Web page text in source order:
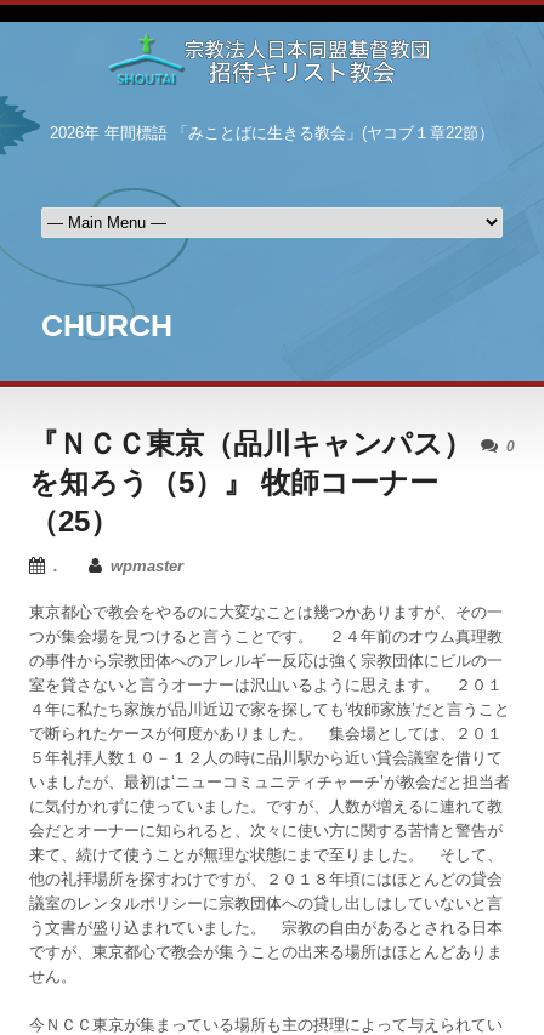
2026年 年間標語 「みことばに生きる教会」(ヤコブ１章22節）
CHURCH
0
『ＮＣＣ東京（品川キャンパス）
を知ろう（5）』 牧師コーナー
（25）
. wpmaster
東京都心で教会をやるのに大変なことは幾つかありますが、その一
つが集会場を見つけると言うことです。 ２４年前のオウム真理教
の事件から宗教団体へのアレルギー反応は強く宗教団体にビルの一
室を貸さないと言うオーナーは沢山いるように思えます。 ２０１
４年に私たち家族が品川近辺で家を探しても‘牧師家族’だと言うこと
で断られたケースが何度かありました。 集会場としては、２０１
５年礼拝人数１０－１２人の時に品川駅から近い貸会議室を借りて
いましたが、最初は‘ニューコミュニティチャーチ’が教会だと担当者
に気付かれずに使っていました。ですが、人数が増えるに連れて教
会だとオーナーに知られると、次々に使い方に関する苦情と警告が
来て、続けて使うことが無理な状態にまで至りました。 そして、
他の礼拝場所を探すわけですが、２０１８年頃にはほとんどの貸会
議室のレンタルポリシーに宗教団体への貸し出しはしていないと言
う文書が盛り込まれていました。 宗教の自由があるとされる日本
ですが、東京都心で教会が集うことの出来る場所はほとんどありま
せん。
今ＮＣＣ東京が集まっている場所も主の摂理によって与えられてい